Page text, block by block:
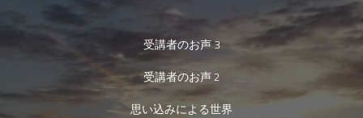
受講者のお声 3
受講者のお声 2
思い込みによる世界